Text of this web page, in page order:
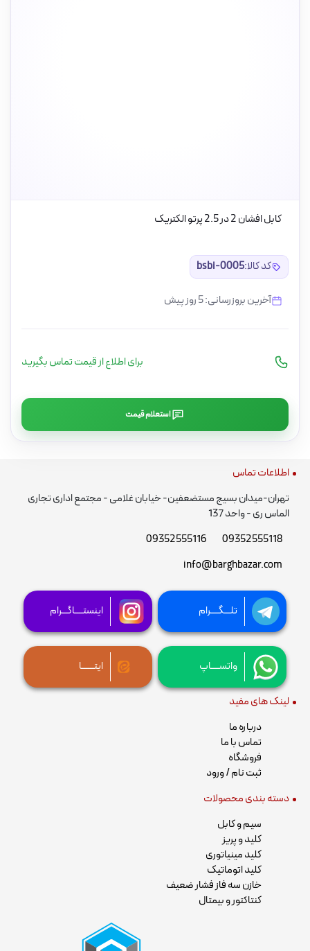
کابل افشان 2 در 2.5 پرتو الکتریک
کد کالا:bsbi-0005
آخرین بروزرسانی: 5 روز پیش
برای اطلاع از قیمت تماس بگیرید
استعلام قیمت
اطلاعات تماس
تهران-میدان بسیج مستضعفین- خیابان غلامی - مجتمع اداری تجاری
الماس ری - واحد 137
09352555118
09352555116
info@barghbazar.com
تلـــگــــرام اینستــــاگـــرام
واتســــاپ ایتــــــا
لینک های مفید
درباره ما
تماس با ما
فروشگاه
ثبت نام / ورود
دسته بندی محصولات
سیم و کابل
کلید و پریز
کلید مینیاتوری
کلید اتوماتیک
خازن سه فاز فشار ضعیف
کنتاکتور و بیمتال